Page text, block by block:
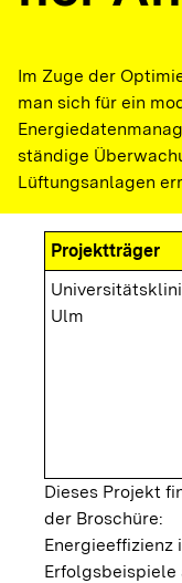
Im Zuge der
man sich für ein
ständige
Lüftungsanlagen
Projektträger
Ulm
Dieses Projekt
der Broschüre:
Energieeffizienz
Erfolgsbeispiele